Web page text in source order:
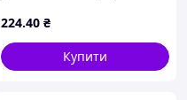
салону метал MDR
224.40 ₴
Купити